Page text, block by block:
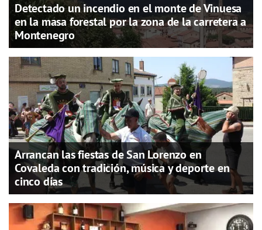
Detectado un incendio en el monte de Vinuesa
en la masa forestal por la zona de la carretera a
Montenegro
Arrancan las fiestas de San Lorenzo en
Covaleda con tradición, música y deporte en
cinco días